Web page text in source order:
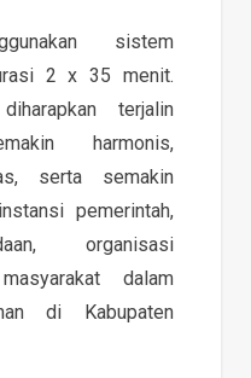
sistem
2 x 35 menit.
terjalin
harmonis,
serta semakin
pemerintah,
organisasi
dalam
di Kabupaten